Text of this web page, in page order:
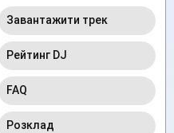
Завантажити трек
Рейтинг DJ
FAQ
Розклад